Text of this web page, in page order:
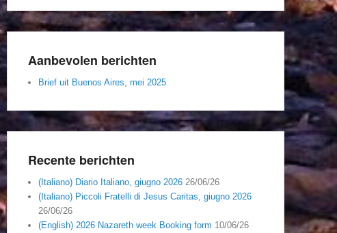
Aanbevolen berichten
Brief uit Buenos Aires, mei 2025
Recente berichten
(Italiano) Diario Italiano, giugno 2026 26/06/26
(Italiano) Piccoli Fratelli di Jesus Caritas, giugno 2026
26/06/26
(English) 2026 Nazareth week Booking form 10/06/26